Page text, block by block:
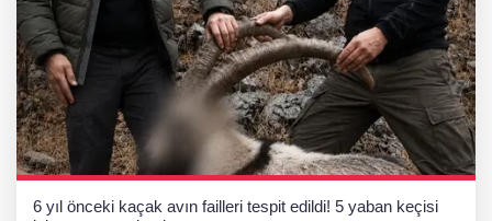
6 yıl önceki kaçak avın failleri tespit edildi! 5 yaban keçisi